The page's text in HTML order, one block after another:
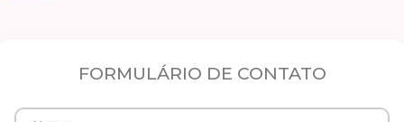
FORMULÁRIO DE CONTATO